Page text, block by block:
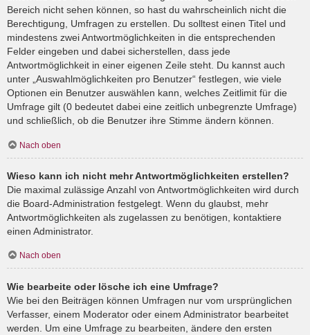
Bereich nicht sehen können, so hast du wahrscheinlich nicht die
Berechtigung, Umfragen zu erstellen. Du solltest einen Titel und
mindestens zwei Antwortmöglichkeiten in die entsprechenden
Felder eingeben und dabei sicherstellen, dass jede
Antwortmöglichkeit in einer eigenen Zeile steht. Du kannst auch
unter „Auswahlmöglichkeiten pro Benutzer“ festlegen, wie viele
Optionen ein Benutzer auswählen kann, welches Zeitlimit für die
Umfrage gilt (0 bedeutet dabei eine zeitlich unbegrenzte Umfrage)
und schließlich, ob die Benutzer ihre Stimme ändern können.
Nach oben
Wieso kann ich nicht mehr Antwortmöglichkeiten erstellen?
Die maximal zulässige Anzahl von Antwortmöglichkeiten wird durch
die Board-Administration festgelegt. Wenn du glaubst, mehr
Antwortmöglichkeiten als zugelassen zu benötigen, kontaktiere
einen Administrator.
Nach oben
Wie bearbeite oder lösche ich eine Umfrage?
Wie bei den Beiträgen können Umfragen nur vom ursprünglichen
Verfasser, einem Moderator oder einem Administrator bearbeitet
werden. Um eine Umfrage zu bearbeiten, ändere den ersten